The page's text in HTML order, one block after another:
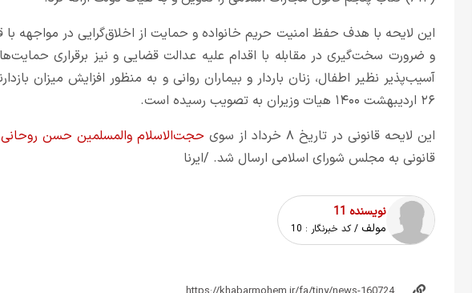
این لایحه با هدف حفظ امنیت حریم خانواده و حمایت از اخلاق‌گرایی در مواجهه
و ضرورت سخت‌گیری در مقابله با اقدام علیه عدالت قضایی و نیز برقراری
آسیب‌پذیر نظیر اطفال، زنان باردار و بیماران روانی و به منظور افزایش میزان
۲۶ اردیبهشت ۱۴۰۰ هیات وزیران به تصویب رسیده است.
این لایحه قانونی در تاریخ ۸ خرداد از سوی
حجت‌الاسلام والمسلمین حسن روحانی
قانونی به مجلس شورای اسلامی ارسال شد. /ایرنا
نویسنده 11
مولف / کد خبرنگار : 10